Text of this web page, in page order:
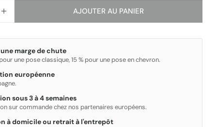
LA QUANTITÉ POUR SAHN
AUGMENTER LA QUANTITÉ POUR SAHN
AJOUTER AU PANIER
marge de chute
une pose classique, 15 % pour une pose en chevron.
européenne
sous 3 à 4 semaines
sur commande chez nos partenaires européens.
à domicile ou retrait à l'entrepôt